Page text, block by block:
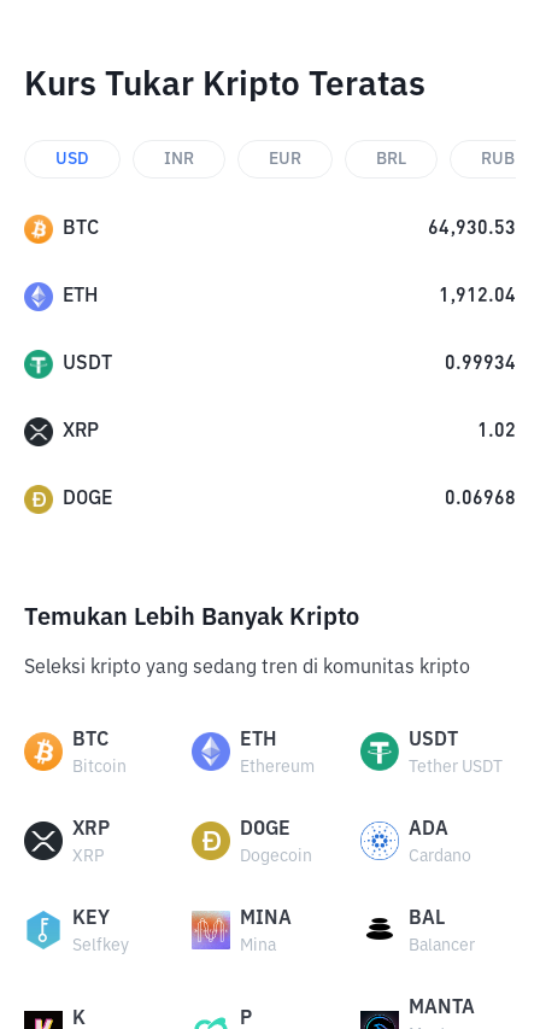
Kurs Tukar Kripto Teratas
USD INR EUR BRL RUB
BTC 64,930.53
ETH 1,912.04
USDT 0.99934
XRP 1.02
DOGE 0.06968
Temukan Lebih Banyak Kripto
Seleksi kripto yang sedang tren di komunitas kripto
BTC
Bitcoin
ETH
Ethereum
USDT
Tether USDT
XRP
XRP
DOGE
Dogecoin
ADA
Cardano
KEY
Selfkey
MINA
Mina
BAL
Balancer
K P
MANTA